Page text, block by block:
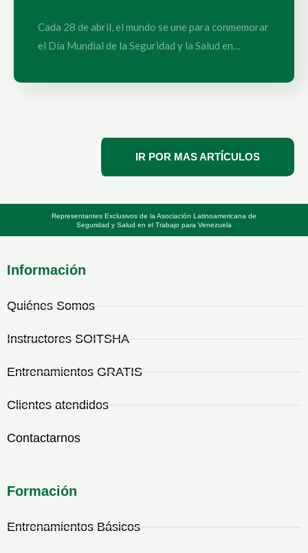
Cada 28 de abril, el mundo se une para conmemorar
el Día Mundial de la Seguridad y la Salud en…
IR POR MAS ARTÍCULOS
Representantes Exclusivos de la Asociación Latinoamericana de
Seguridad y Salud en el Trabajo para Venezuela
Información
Quiénes Somos
Instructores SOITSHA
Entrenamientos GRATIS
Clientes atendidos
Contactarnos
Formación
Entrenamientos Básicos